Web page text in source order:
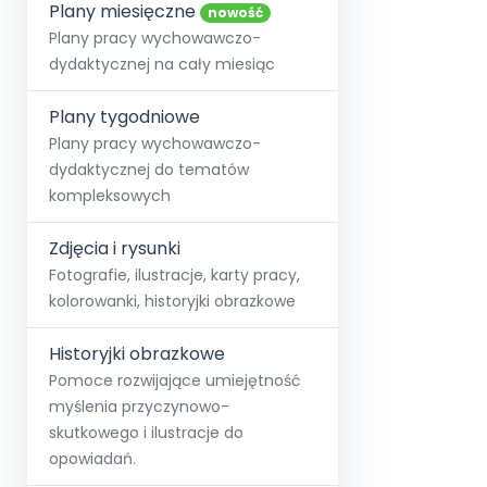
Społeczność
+48 12 631 04 10
kontakt@blizejprzedszkola.pl
O miesięczniku
Strona główna
O Akademii
Akademia
Poznaj pakiet MAX
Testuj przez 7 dni Pełen
Wszystkie projekty
Skontaktuj się
Dodaj wpis
Plany miesięczne nowość
Plany pracy wychowawczo-
dydaktycznej na cały miesiąc
Plany tygodniowe
Plany pracy wychowawczo-
dydaktycznej do tematów
kompleksowych
Zdjęcia i rysunki
Fotografie, ilustracje, karty pracy,
kolorowanki, historyjki obrazkowe
Historyjki obrazkowe
Pomoce rozwijające umiejętność
myślenia przyczynowo-
skutkowego i ilustracje do
opowiadań.